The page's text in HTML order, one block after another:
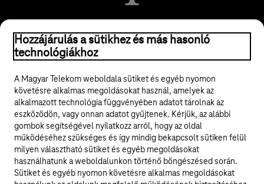
© 2026 Magyar Telekom Nyrt.
ÁSZF
Adatvédelem
Felhívások
Hozzájárulás a sütikhez és más hasonló
technológiákhoz
A Magyar Telekom weboldala sütiket és egyéb nyomon
követésre alkalmas megoldásokat használ, amelyek az
alkalmazott technológia függvényében adatot tárolnak az
eszközödön, vagy onnan adatot gyűjtenek. Kérjük, az alábbi
gombok segítségével nyilatkozz arról, hogy az oldal
működéséhez szükséges és így mindig bekapcsolt sütiken felül
milyen választható sütiket és egyéb megoldásokat
használhatunk a weboldalunkon történő böngészésed során.
Sütiket és egyéb nyomon követésre alkalmas megoldásokat